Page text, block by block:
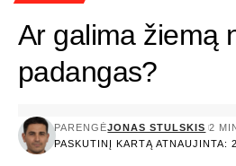
Ar galima žiemą
padangas?
PASKUTINĮ KARTĄ ATNAUJINTA:
PARENGĖJONAS STULSKIS 2